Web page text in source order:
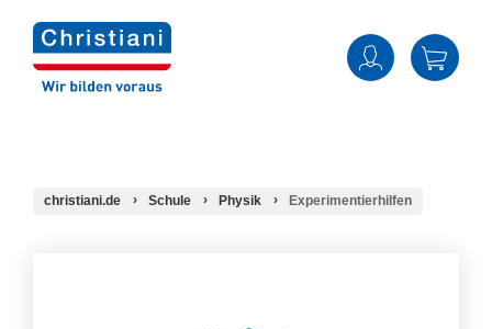
christiani.de Schule Physik Experimentierhilfen